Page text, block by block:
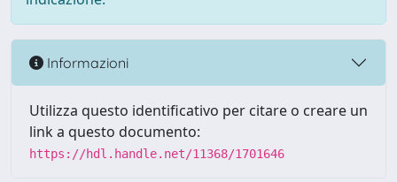
Informazioni
Utilizza questo identificativo per citare o creare un
link a questo documento:
https://hdl.handle.net/11368/1701646